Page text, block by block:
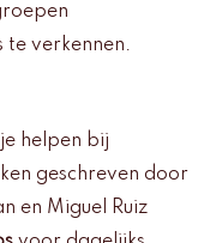
te verkennen.
helpen bij
geschreven door
en Miguel Ruiz